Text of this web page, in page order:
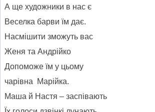
А ще художники в нас є
Веселка барви їм дає.
Насмішити зможуть вас
Женя та Андрійко
Допоможе їм у цьому
чарівна Марійка.
Маша й Настя – заспівають